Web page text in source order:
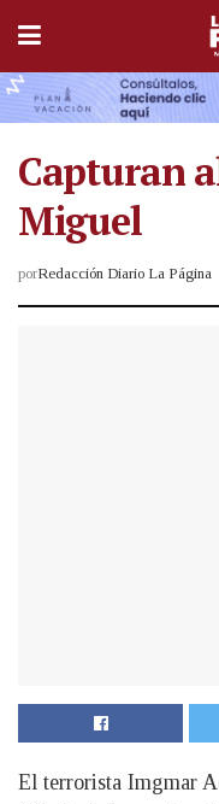
Capturan
Miguel
porRedacción Diario La Página
El terrorista Imgmar